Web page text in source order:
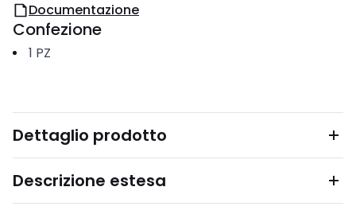
Documentazione
Confezione
1 PZ
Dettaglio prodotto
Descrizione estesa